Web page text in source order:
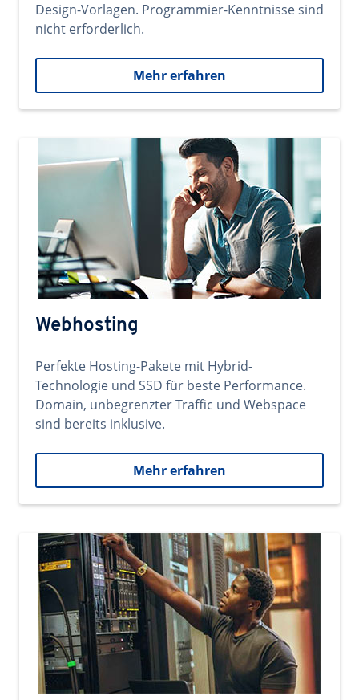
Design-Vorlagen. Programmier-Kenntnisse sind
nicht erforderlich.
Mehr erfahren
Webhosting
Perfekte Hosting-Pakete mit Hybrid-
Technologie und SSD für beste Performance.
Domain, unbegrenzter Traffic und Webspace
sind bereits inklusive.
Mehr erfahren